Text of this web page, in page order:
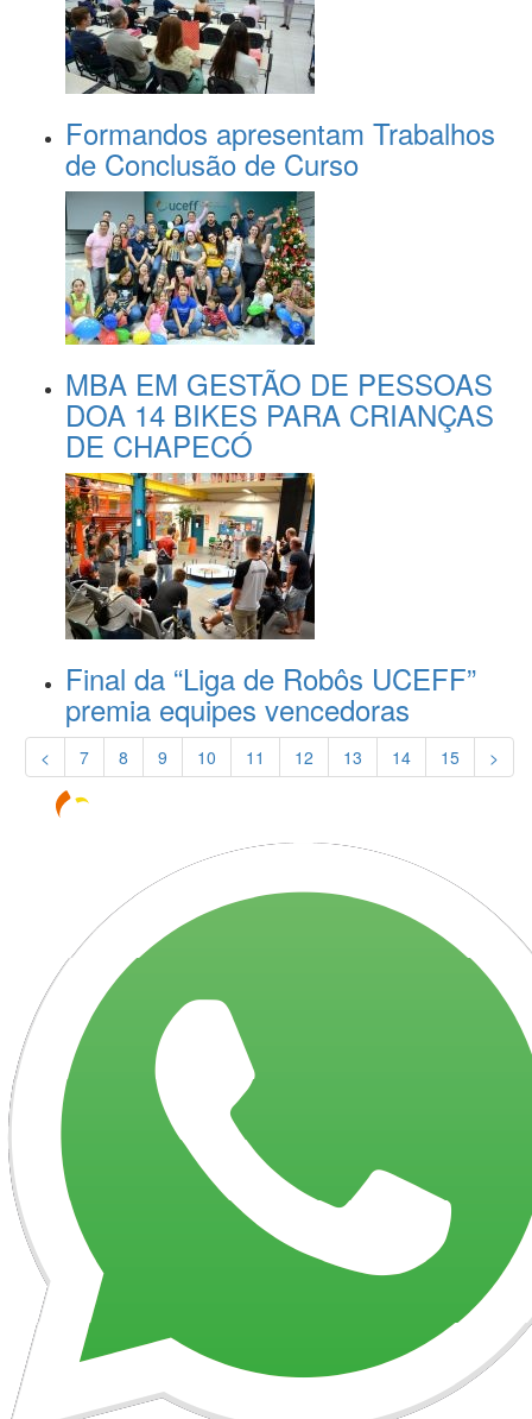
Formandos apresentam Trabalhos
de Conclusão de Curso
MBA EM GESTÃO DE PESSOAS
DOA 14 BIKES PARA CRIANÇAS
DE CHAPECÓ
Final da “Liga de Robôs UCEFF”
premia equipes vencedoras
< 7 8 9 10 11 12 13 14 15 >